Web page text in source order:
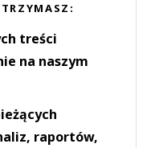
treści
na naszym
raportów,